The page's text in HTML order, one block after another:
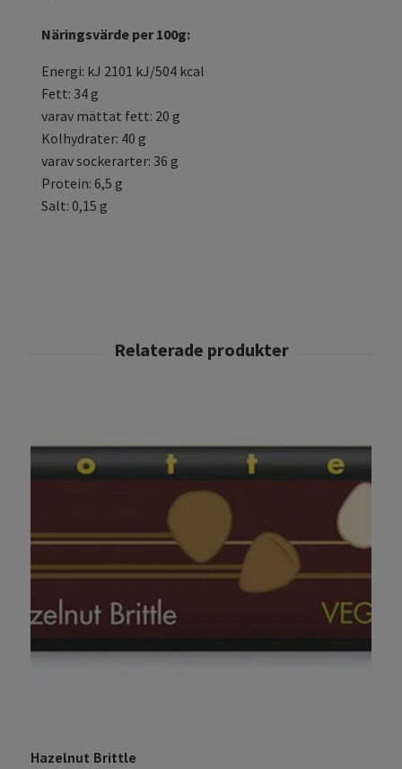
Näringsvärde per 100g:
Energi: kJ 2101 kJ/504 kcal
Fett: 34 g
varav mättat fett: 20 g
Kolhydrater: 40 g
varav sockerarter: 36 g
Protein: 6,5 g
Salt: 0,15 g
Hazelnut Brittle